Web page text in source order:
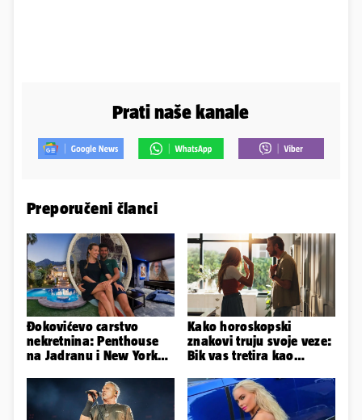
Prati naše kanale
Preporučeni članci
Đokovićevo carstvo
nekretnina: Penthouse
na Jadranu i New Yorku,
Kako horoskopski
znakovi truju svoje veze:
Bik vas tretira kao
ugovor